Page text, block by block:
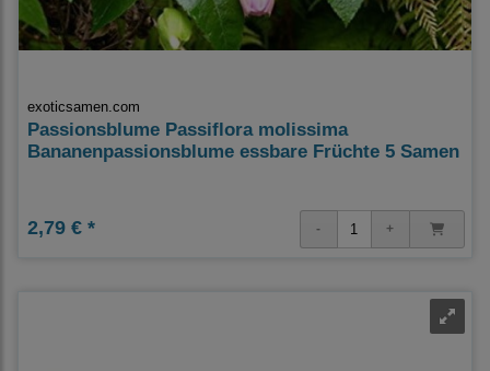
exoticsamen.com
Passionsblume Passiflora molissima
Bananenpassionsblume essbare Früchte 5 Samen
2,79 € *